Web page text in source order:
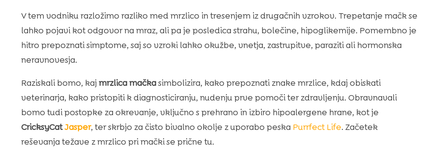
V tem vodniku razložimo razliko med mrzlico in tresenjem iz drugačnih vzrokov. Trepetanje mačk se
lahko pojavi kot odgovor na mraz, ali pa je posledica strahu, bolečine, hipoglikemije. Pomembno je
hitro prepoznati simptome, saj so vzroki lahko okužbe, vnetja, zastrupitve, paraziti ali hormonska
neravnovesja.
Raziskali bomo, kaj mrzlica mačkasimbolizira, kako prepoznati znake mrzlice, kdaj obiskati
veterinarja, kako pristopiti k diagnosticiranju, nudenju prve pomoči ter zdravljenju. Obravnavali
bomo tudi postopke za okrevanje, vključno s prehrano in izbiro hipoalergene hrane, kot je
CricksyCatJasper, ter skrbjo za čisto bivalno okolje z uporabo peska Purrfect Life. Začetek
reševanja težave z mrzlico pri mački se prične tu.